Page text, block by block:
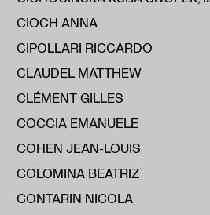
CIOCH ANNA
CIPOLLARI RICCARDO
CLAUDEL MATTHEW
CLÉMENT GILLES
COCCIA EMANUELE
COHEN JEAN-LOUIS
COLOMINA BEATRIZ
CONTARIN NICOLA